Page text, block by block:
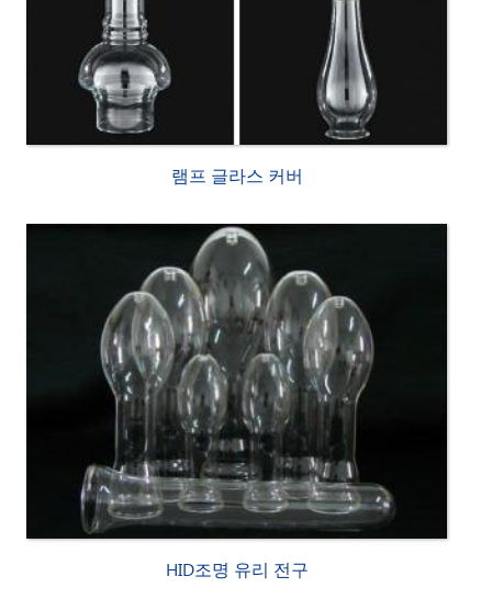
램프 글라스 커버
HID조명 유리 전구